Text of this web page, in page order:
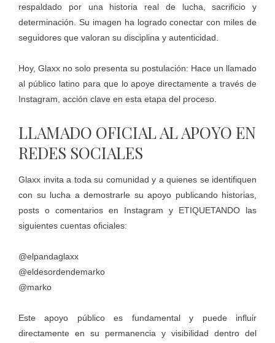
respaldado por una historia real de lucha, sacrificio y
determinación. Su imagen ha logrado conectar con miles de
seguidores que valoran su disciplina y autenticidad.
Hoy, Glaxx no solo presenta su postulación: Hace un llamado
al público latino para que lo apoye directamente a través de
Instagram, acción clave en esta etapa del proceso.
LLAMADO OFICIAL AL APOYO EN
REDES SOCIALES
Glaxx invita a toda su comunidad y a quienes se identifiquen
con su lucha a demostrarle su apoyo publicando historias,
posts o comentarios en Instagram y ETIQUETANDO las
siguientes cuentas oficiales:
@elpandaglaxx
@eldesordendemarko
@marko
Este apoyo público es fundamental y puede influir
directamente en su permanencia y visibilidad dentro del